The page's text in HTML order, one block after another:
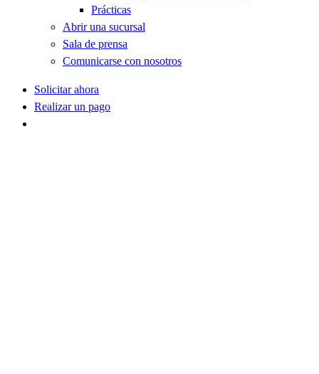
Prácticas
Abrir una sucursal
Sala de prensa
Comunicarse con nosotros
Solicitar ahora
Realizar un pago